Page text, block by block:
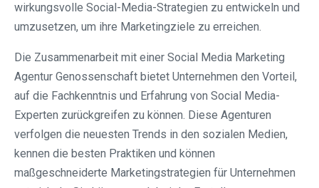
wirkungsvolle Social-Media-Strategien zu entwickeln und
umzusetzen, um ihre Marketingziele zu erreichen.
Die Zusammenarbeit mit einer Social Media Marketing
Agentur Genossenschaft bietet Unternehmen den Vorteil,
auf die Fachkenntnis und Erfahrung von Social Media-
Experten zurückgreifen zu können. Diese Agenturen
verfolgen die neuesten Trends in den sozialen Medien,
kennen die besten Praktiken und können
maßgeschneiderte Marketingstrategien für Unternehmen